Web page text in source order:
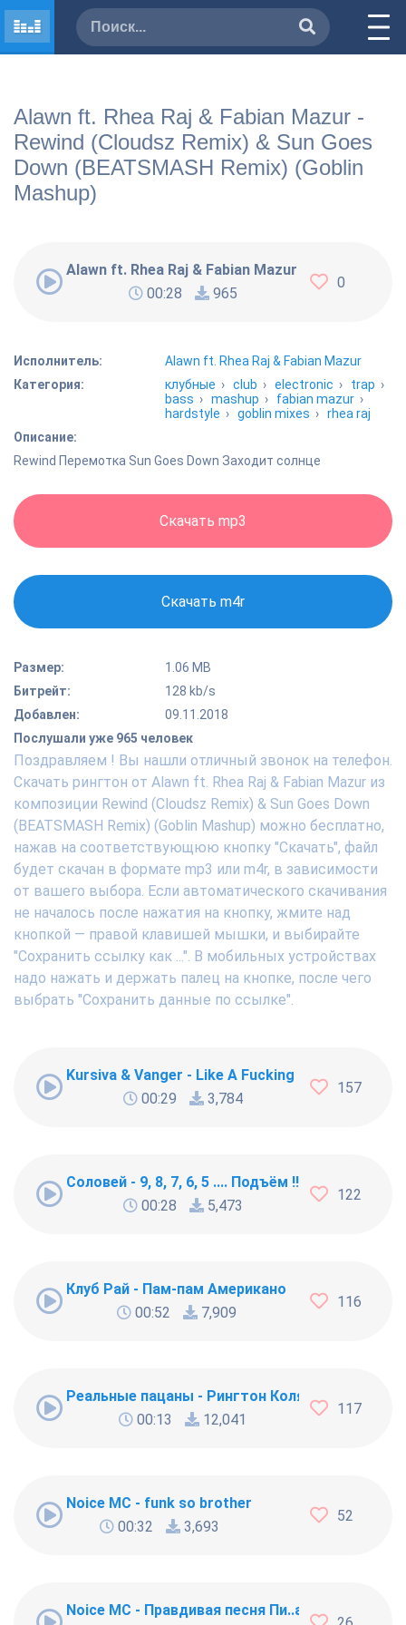
Alawn ft. Rhea Raj & Fabian Mazur -
Rewind (Cloudsz Remix) & Sun Goes
Down (BEATSMASH Remix) (Goblin
Mashup)
Alawn ft. Rhea Raj & Fabian Mazur - Rewind
00:28
965
0
Исполнитель:
Alawn ft. Rhea Raj & Fabian Mazur
Категория:
клубные ›club ›electronic › trap ›
bass ›mashup › fabian mazur ›
hardstyle ›goblin mixes ›rhea raj
Описание:
Rewind Перемотка Sun Goes Down Заходит солнце
Скачать mp3
Скачать m4r
Размер:
1.06 MB
Битрейт:
128 kb/s
Добавлен:
09.11.2018
Послушали уже 965 человек
Поздравляем ! Вы нашли отличный звонок на телефон.
Скачать рингтон от Alawn ft. Rhea Raj & Fabian Mazur из
композиции Rewind (Cloudsz Remix) & Sun Goes Down
(BEATSMASH Remix) (Goblin Mashup) можно бесплатно,
нажав на соответствующюю кнопку "Скачать", файл
будет скачан в формате mp3 или m4r, в зависимости
от вашего выбора. Если автоматического скачивания
не началось после нажатия на кнопку, жмите над
кнопкой — правой клавишей мышки, и выбирайте
"Сохранить ссылку как ...". В мобильных устройствах
надо нажать и держать палец на кнопке, после чего
выбрать "Сохранить данные по ссылке".
Kursiva & Vanger - Like A Fucking Newbie
00:29
3,784
157
Соловей - 9, 8, 7, 6, 5 .... Подъём !!!
00:28
5,473
122
Клуб Рай - Пам-пам Американо
00:52
7,909
116
Реальные пацаны - Рингтон Коляна
00:13
12,041
117
Noice MC - funk so brother
00:32
3,693
52
Noice MC - Правдивая песня Пи..абола